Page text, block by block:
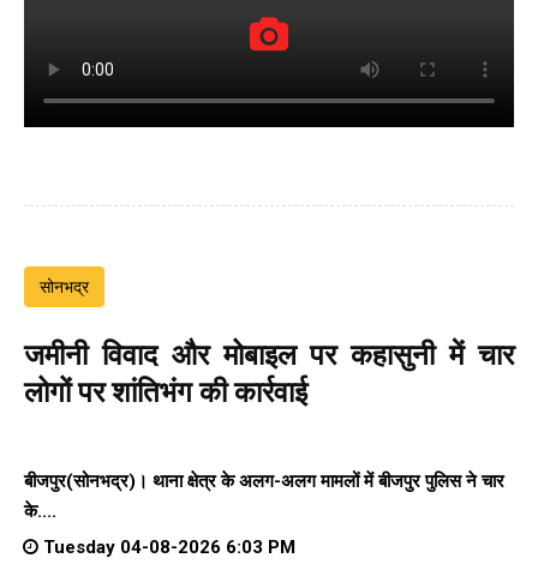
सोनभद्र
जमीनी विवाद और मोबाइल पर कहासुनी में चार
लोगों पर शांतिभंग की कार्रवाई
बीजपुर(सोनभद्र)। थाना क्षेत्र के अलग-अलग मामलों में बीजपुर पुलिस ने चार
के....
Tuesday 04-08-2026 6:03 PM